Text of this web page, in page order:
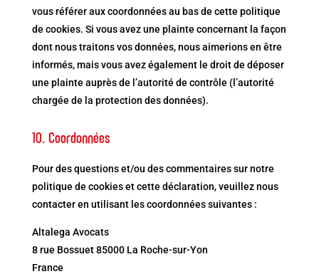
vous référer aux coordonnées au bas de cette politique
de cookies. Si vous avez une plainte concernant la façon
dont nous traitons vos données, nous aimerions en être
informés, mais vous avez également le droit de déposer
une plainte auprès de l’autorité de contrôle (l’autorité
chargée de la protection des données).
10. Coordonnées
Pour des questions et/ou des commentaires sur notre
politique de cookies et cette déclaration, veuillez nous
contacter en utilisant les coordonnées suivantes :
Altalega Avocats
8 rue Bossuet 85000 La Roche-sur-Yon
France